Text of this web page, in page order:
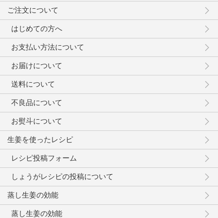
ご注文について
はじめての方へ
お支払い方法について
お届けについて
送料について
不良品について
お熨斗について
生姜を使ったレシピ
レシピ投稿フォーム
しょうがレシピの投稿について
蒸し生姜の効能
蒸し生姜の効能